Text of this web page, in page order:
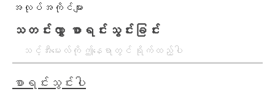
အလုပ်အကိုင်များ
သတင်းလွှာ စာရင်းသွင်းခြင်း
စာရင်းသွင်းပါ